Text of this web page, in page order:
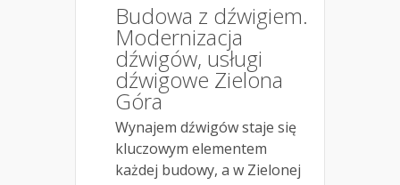
Budowa z dźwigiem.
Modernizacja
dźwigów, usługi
dźwigowe Zielona
Góra
Wynajem dźwigów staje się
kluczowym elementem
każdej budowy, a w Zielonej